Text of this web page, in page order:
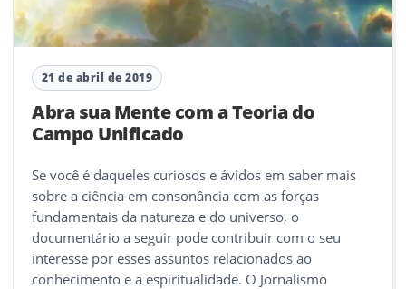
21 de abril de 2019
Abra sua Mente com a Teoria do
Campo Unificado
Se você é daqueles curiosos e ávidos em saber mais
sobre a ciência em consonância com as forças
fundamentais da natureza e do universo, o
documentário a seguir pode contribuir com o seu
interesse por esses assuntos relacionados ao
conhecimento e a espiritualidade. O Jornalismo